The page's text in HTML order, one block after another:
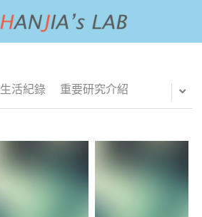
生活紀錄 重要研究介紹